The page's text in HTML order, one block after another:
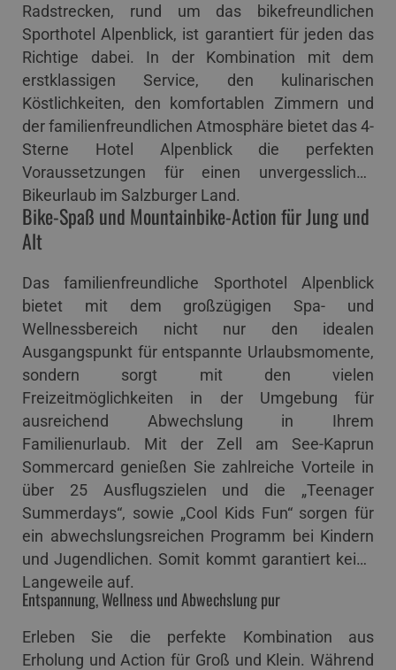
Radstrecken, rund um das bikefreundlichen
Sporthotel Alpenblick, ist garantiert für jeden das
Richtige dabei. In der Kombination mit dem
erstklassigen Service, den kulinarischen
Köstlichkeiten, den komfortablen Zimmern und
der familienfreundlichen Atmosphäre bietet das 4-
Sterne Hotel Alpenblick die perfekten
Voraussetzungen für einen unvergesslichen
Bikeurlaub im Salzburger Land.
Bike-Spaß und Mountainbike-Action für Jung und
Alt
Das familienfreundliche Sporthotel Alpenblick
bietet mit dem großzügigen Spa- und
Wellnessbereich nicht nur den idealen
Ausgangspunkt für entspannte Urlaubsmomente,
sondern sorgt mit den vielen
Freizeitmöglichkeiten in der Umgebung für
ausreichend Abwechslung in Ihrem
Familienurlaub. Mit der Zell am See-Kaprun
Sommercard genießen Sie zahlreiche Vorteile in
über 25 Ausflugszielen und die „Teenager
Summerdays“, sowie „Cool Kids Fun“ sorgen für
ein abwechslungsreichen Programm bei Kindern
und Jugendlichen. Somit kommt garantiert keine
Langeweile auf.
Entspannung, Wellness und Abwechslung pur
Erleben Sie die perfekte Kombination aus
Erholung und Action für Groß und Klein. Während